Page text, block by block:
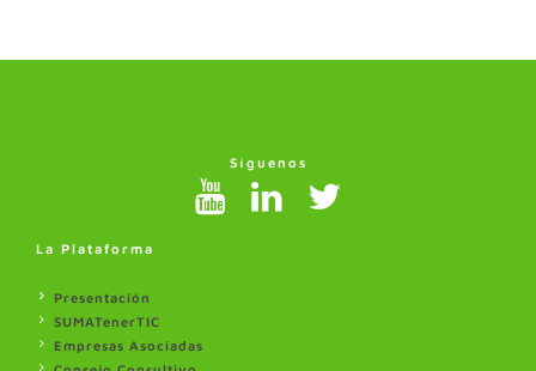
Síguenos
La Plataforma
Presentación
SUMATenerTIC
Empresas Asociadas